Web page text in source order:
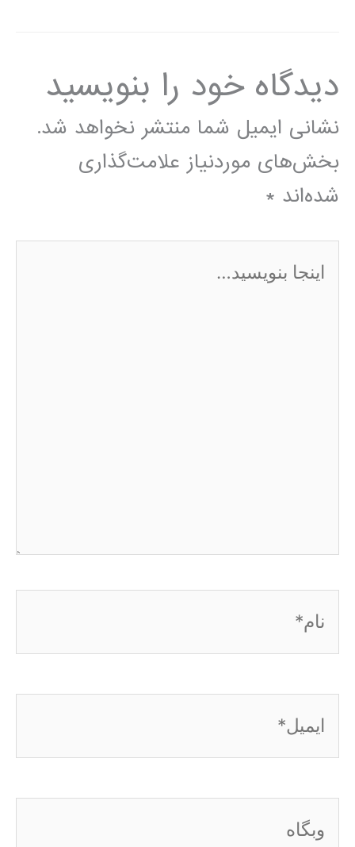
دیدگاه‌ خود را بنویسید
نشانی ایمیل شما منتشر نخواهد شد.
بخش‌های موردنیاز علامت‌گذاری
شده‌اند *
اینجا
بنویسید…
نام*
ایمیل*
وبگاه